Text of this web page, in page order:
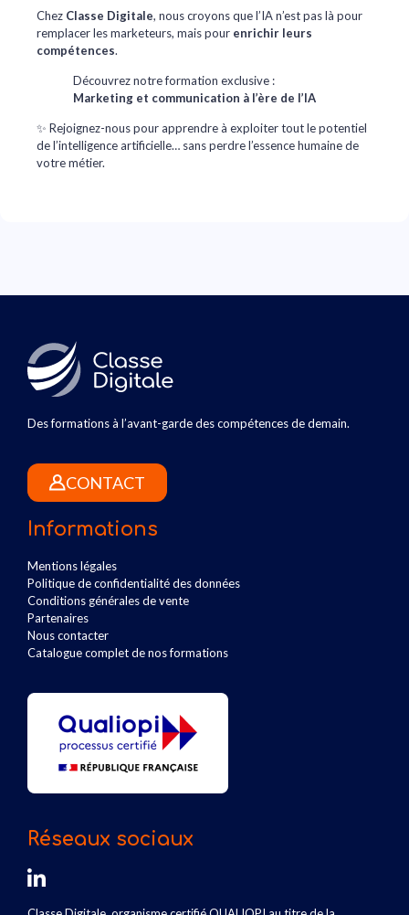
Chez Classe Digitale, nous croyons que l’IA n’est pas là pour
remplacer les marketeurs, mais pour enrichir leurs
compétences.
Découvrez notre formation exclusive :
Marketing et communication à l’ère de l’IA
✨ Rejoignez-nous pour apprendre à exploiter tout le potentiel
de l’intelligence artificielle… sans perdre l’essence humaine de
votre métier.
Des formations à l’avant-garde des compétences de demain.
CONTACT
Informations
Mentions légales
Politique de confidentialité des données
Conditions générales de vente
Partenaires
Nous contacter
Catalogue complet de nos formations
Réseaux sociaux